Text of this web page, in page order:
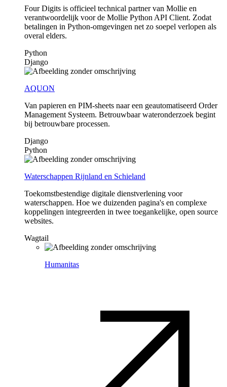
Four Digits is officieel technical partner van Mollie en
verantwoordelijk voor de Mollie Python API Client. Zodat
betalingen in Python-omgevingen net zo soepel verlopen als
overal elders.
Python
Django
AQUON
Van papieren en PIM-sheets naar een geautomatiseerd Order
Management Systeem. Betrouwbaar wateronderzoek begint
bij betrouwbare processen.
Django
Python
Waterschappen Rijnland en Schieland
Toekomstbestendige digitale dienstverlening voor
waterschappen. Hoe we duizenden pagina's en complexe
koppelingen integreerden in twee toegankelijke, open source
websites.
Wagtail
Humanitas